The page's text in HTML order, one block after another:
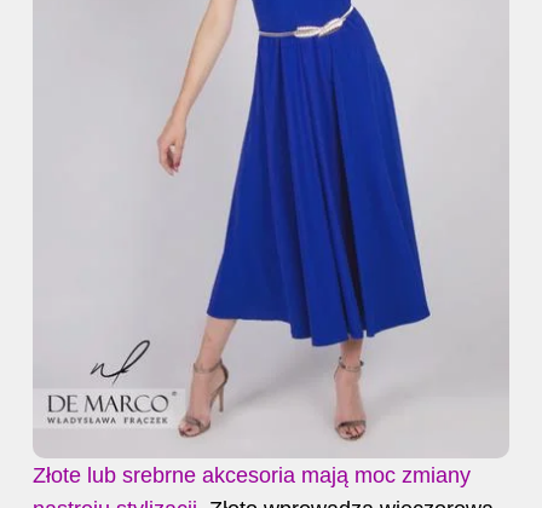
Złote lub srebrne akcesoria mają moc zmiany